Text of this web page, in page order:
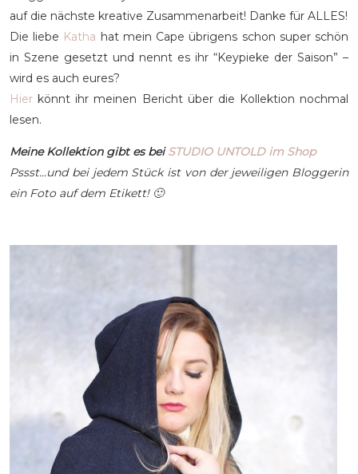
auf die nächste kreative Zusammenarbeit! Danke für ALLES!
Die liebe Katha hat mein Cape übrigens schon super schön
in Szene gesetzt und nennt es ihr “Keypieke der Saison” –
wird es auch eures?
Hier könnt ihr meinen Bericht über die Kollektion nochmal
lesen.
Meine Kollektion gibt es beiSTUDIO UNTOLD im Shop
Pssst…und bei jedem Stück ist von der jeweiligen Bloggerin
ein Foto auf dem Etikett! 🙂